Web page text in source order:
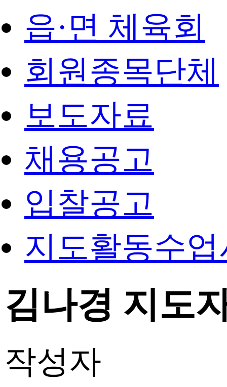
읍·면 체육회
회원종목단체
보도자료
채용공고
입찰공고
지도활동수
김나경 지도
작성자